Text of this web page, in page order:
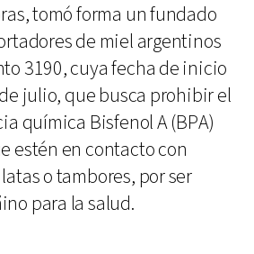
tomó forma un fundado
de miel argentinos
3190, cuya fecha de inicio
julio, que busca prohibir el
química Bisfenol A (BPA)
estén en contacto con
o tambores, por ser
para la salud.